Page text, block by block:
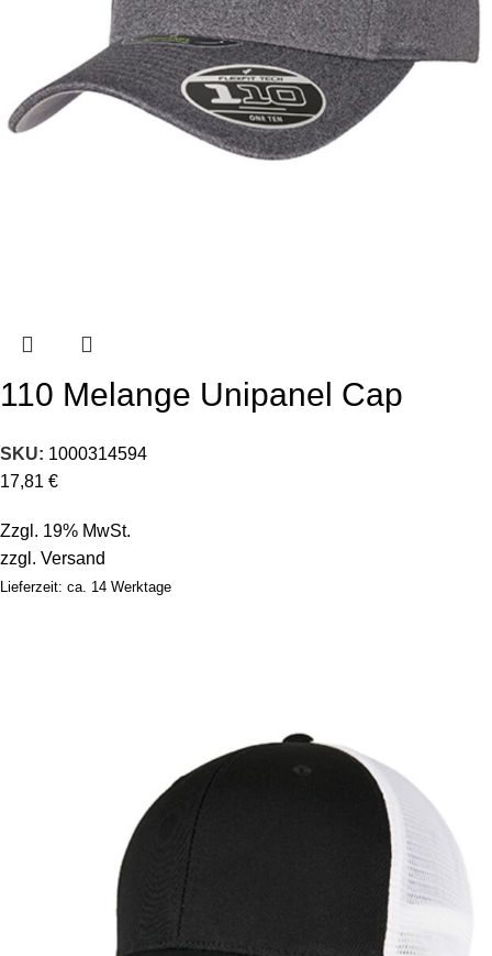
110 Melange Unipanel Cap
SKU: 1000314594
17,81 €
Zzgl. 19% MwSt.
zzgl. Versand
Lieferzeit: ca. 14 Werktage